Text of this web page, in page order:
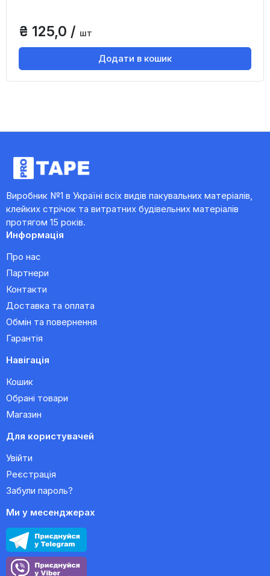
₴ 125,0 / шт
Додати в кошик
Виробник №1 в Україні всіх видів пакувальних матеріалів,
клейких стрічок та витратних будівельних матеріалів
протягом 15 років.
Информація
Про нас
Партнери
Контакти
Доставка та оплата
Обмін та повернення
Гарантія
Навігація
Кошик
Обрані товари
Магазин
Для користувачей
Увійти
Реєстрація
Забули пароль?
Ми у месенджерах